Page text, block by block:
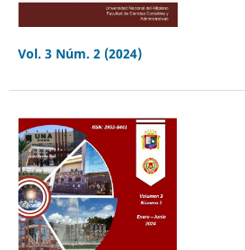
Vol. 3 Núm. 2 (2024)